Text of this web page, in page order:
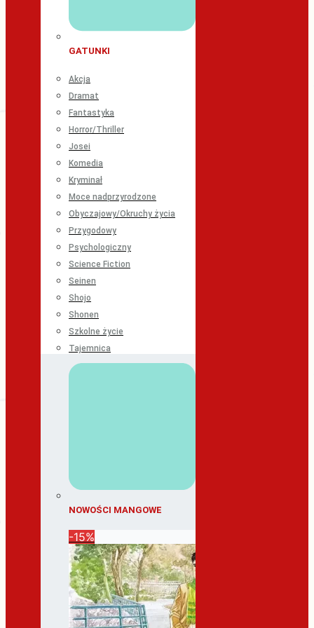
GATUNKI
Akcja
Dramat
Fantastyka
Horror/Thriller
Josei
Komedia
Kryminał
Moce nadprzyrodzone
Obyczajowy/Okruchy życia
Przygodowy
Psychologiczny
Science Fiction
Seinen
Shojo
Shonen
Szkolne życie
Tajemnica
NOWOŚCI MANGOWE
-15%